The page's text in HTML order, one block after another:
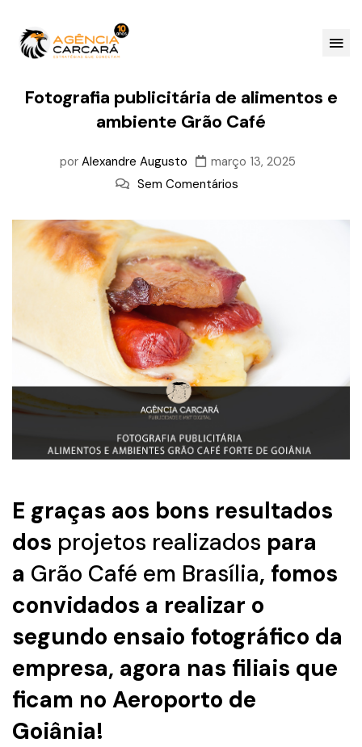
Fotografia publicitária de alimentos e
ambiente Grão Café
por Alexandre Augusto
março 13, 2025
Sem Comentários
E graças aos bons resultados
dos projetos realizados para
a Grão Café em Brasília, fomos
convidados a realizar o
segundo ensaio fotográfico da
empresa, agora nas filiais que
ficam no Aeroporto de
Goiânia!